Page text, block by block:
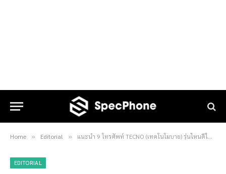
Home » Editorial » แนะนำ 9 โทรศัพท์ TECNO (เทคโนโมบาย) รุ่นไหนดีในปี 2023 ที่มีขายในตอนนี้ มือถือจอใหญ่ ใช้งานดีในราคาเบาๆ
EDITORIAL